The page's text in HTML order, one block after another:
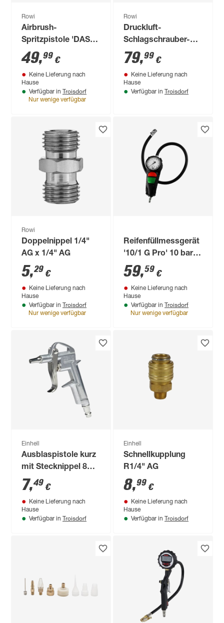
Rowi
Airbrush-
Spritzpistole 'DAS
7/1 DA Double
Action' 45 l/min
49,99 €
Keine Lieferung nach
Hause
Verfügbar in Troisdorf
Nur wenige verfügbar
Rowi
Druckluft-
Schlagschrauber-
Set 'DSS 16/1 Set'
16-teilig
79,99 €
Keine Lieferung nach
Hause
Verfügbar in Troisdorf
Rowi
Doppelnippel 1/4"
AG x 1/4" AG
5,29 €
Keine Lieferung nach
Hause
Verfügbar in Troisdorf
Nur wenige verfügbar
Reifenfüllmessgerät
'10/1 G Pro' 10 bar,
geeicht
59,59 €
Keine Lieferung nach
Hause
Verfügbar in Troisdorf
Nur wenige verfügbar
Einhell
Ausblaspistole kurz
mit Stecknippel 8
bar
7,49 €
Keine Lieferung nach
Hause
Verfügbar in Troisdorf
Einhell
Schnellkupplung
R1/4" AG
8,99 €
Keine Lieferung nach
Hause
Verfügbar in Troisdorf